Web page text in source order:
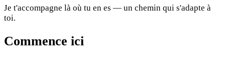
Je t'accompagne là où tu en es — un chemin qui s'adapte à
toi.
Commence ici